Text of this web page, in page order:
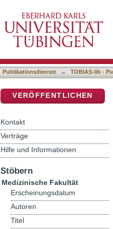
Publikationsdienste → TOBIAS-lib -
VERÖFFENTLICHEN
Kontakt
Verträge
Hilfe und Informationen
Stöbern
Medizinische Fakultät
Erscheinungsdatum
Autoren
Titel